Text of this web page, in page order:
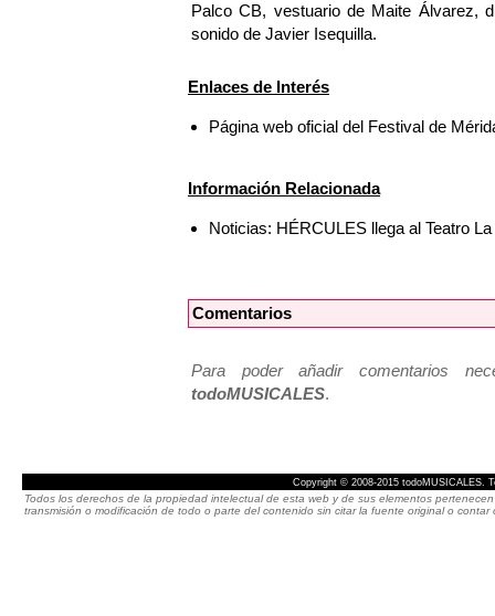
Palco CB, vestuario de Maite Álvarez,
sonido de Javier Isequilla.
Enlaces de Interés
Página web oficial del Festival de
Información Relacionada
Noticias: HÉRCULES llega al Teatro
Comentarios
Para poder añadir comentarios
todoMUSICALES.
Copyright © 2008-2015 todoMUSICALES.
Todos los derechos de la propiedad intelectual de esta web y de sus elementos
transmisión o modificación de todo o parte del contenido sin citar la fuente original o